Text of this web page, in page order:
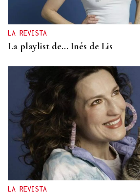
LA REVISTA
La playlist de... Inés de Lis
LA REVISTA